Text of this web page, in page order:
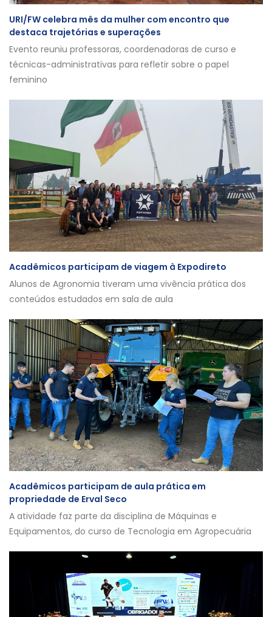
URI/FW celebra mês da mulher com encontro que
destaca trajetórias e superações
Evento reuniu professoras, coordenadoras de curso e
técnicas-administrativas para refletir sobre o papel
feminino
Acadêmicos participam de viagem à Expodireto
Alunos de Agronomia tiveram uma vivência prática dos
conteúdos estudados em sala de aula
Acadêmicos participam de aula prática em
propriedade de Erval Seco
A atividade faz parte da disciplina de Máquinas e
Equipamentos, do curso de Tecnologia em Agropecuária